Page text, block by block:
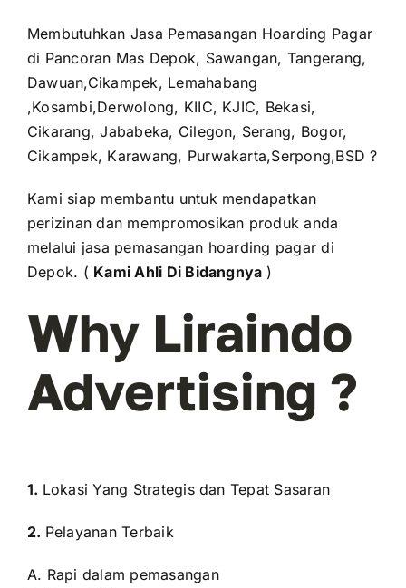
Membutuhkan Jasa Pemasangan Hoarding Pagar
di Pancoran Mas Depok, Sawangan, Tangerang,
Dawuan,Cikampek, Lemahabang
,Kosambi,Derwolong, KIIC, KJIC, Bekasi,
Cikarang, Jababeka, Cilegon, Serang, Bogor,
Cikampek, Karawang, Purwakarta,Serpong,BSD ?
Kami siap membantu untuk mendapatkan
perizinan dan mempromosikan produk anda
melalui jasa pemasangan hoarding pagar di
Depok. ( Kami Ahli Di Bidangnya )
Why Liraindo
Advertising ?
1. Lokasi Yang Strategis dan Tepat Sasaran
2. Pelayanan Terbaik
A. Rapi dalam pemasangan